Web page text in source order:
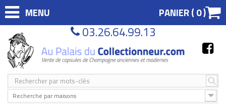
MENU PANIER (0)
03.26.64.99.13
Recherche par maisons